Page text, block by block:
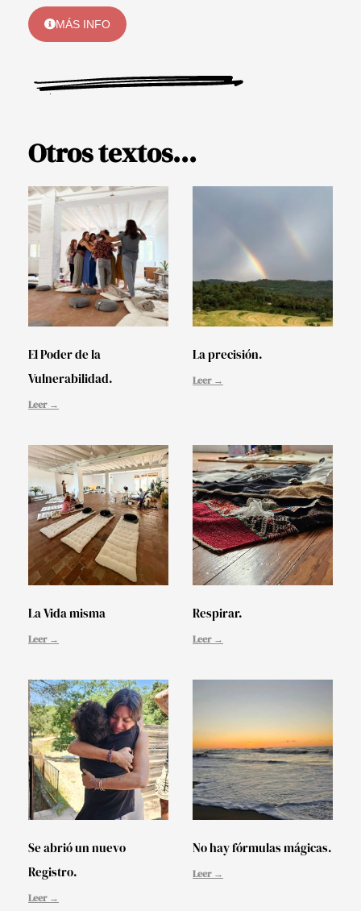
MÁS INFO
Otros textos...
El Poder de la
Vulnerabilidad.
Leer →
La precisión.
Leer →
La Vida misma
Leer →
Respirar.
Leer →
Se abrió un nuevo
Registro.
Leer →
No hay fórmulas mágicas.
Leer →